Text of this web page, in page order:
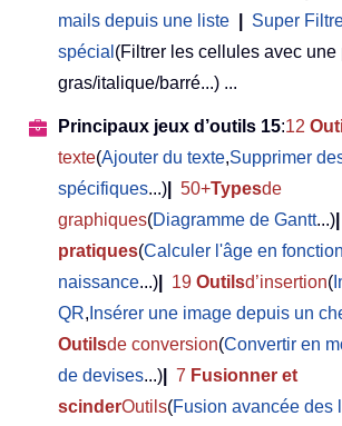
mails depuis une liste
Super
spécial (Filtrer les cellules avec une
gras/italique/barré...) ...
Principaux jeux d’outils 15:12
texte(Ajouter du texte,Supprimer
spécifiques...) 50+Typesde
graphiques(Diagramme de Gantt...)
pratiques(Calculer l'âge en
naissance...) 19 Outilsd’insertion(
QR, Insérer une image depuis un
Outilsde conversion(Convertir en
de devises...) 7 Fusionner et
scinderOutils(Fusion avancée des